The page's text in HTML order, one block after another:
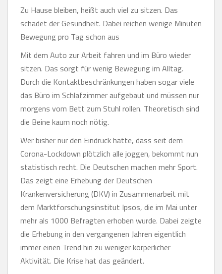
Zu Hause bleiben, heißt auch viel zu sitzen. Das
schadet der Gesundheit. Dabei reichen wenige Minuten
Bewegung pro Tag schon aus
Mit dem Auto zur Arbeit fahren und im Büro wieder
sitzen. Das sorgt für wenig Bewegung im Alltag.
Durch die Kontaktbeschränkungen haben sogar viele
das Büro im Schlafzimmer aufgebaut und müssen nur
morgens vom Bett zum Stuhl rollen. Theoretisch sind
die Beine kaum noch nötig.
Wer bisher nur den Eindruck hatte, dass seit dem
Corona-Lockdown plötzlich alle joggen, bekommt nun
statistisch recht. Die Deutschen machen mehr Sport.
Das zeigt eine Erhebung der Deutschen
Krankenversicherung (DKV) in Zusammenarbeit mit
dem Marktforschungsinstitut Ipsos, die im Mai unter
mehr als 1000 Befragten erhoben wurde. Dabei zeigte
die Erhebung in den vergangenen Jahren eigentlich
immer einen Trend hin zu weniger körperlicher
Aktivität. Die Krise hat das geändert.